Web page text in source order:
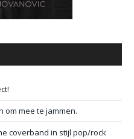
om mee te jammen.
coverband in stijl pop/rock